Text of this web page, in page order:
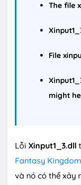
The file
File
might
Lỗi Xinput1_3.dll
Fantasy Kingdom
và nó có thể xảy